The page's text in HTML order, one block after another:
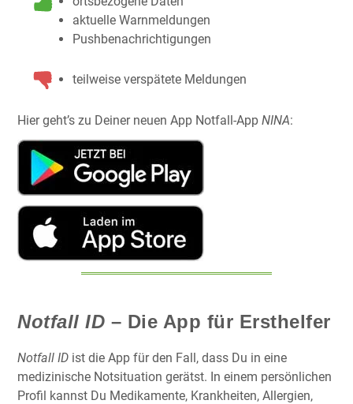
aktuelle Warnmeldungen
Pushbenachrichtigungen
teilweise verspätete Meldungen
Hier geht’s zu Deiner neuen App Notfall-App NINA:
Notfall ID – Die App für Ersthelfer
Notfall ID ist die App für den Fall, dass Du in eine
medizinische Notsituation gerätst. In einem persönlichen
Profil kannst Du Medikamente, Krankheiten, Allergien,